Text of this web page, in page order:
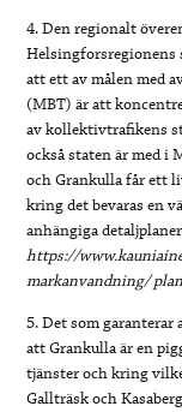
4. Den regionalt
Helsingforsregionens
att ett av målen med
(MBT) är att
av kollektivtrafikens
också staten är med i
och Grankulla får ett
kring det bevaras en
anhängiga
https://
markanvandning/
5. Det som
att Grankulla är en
tjänster och kring
Gallträsk och